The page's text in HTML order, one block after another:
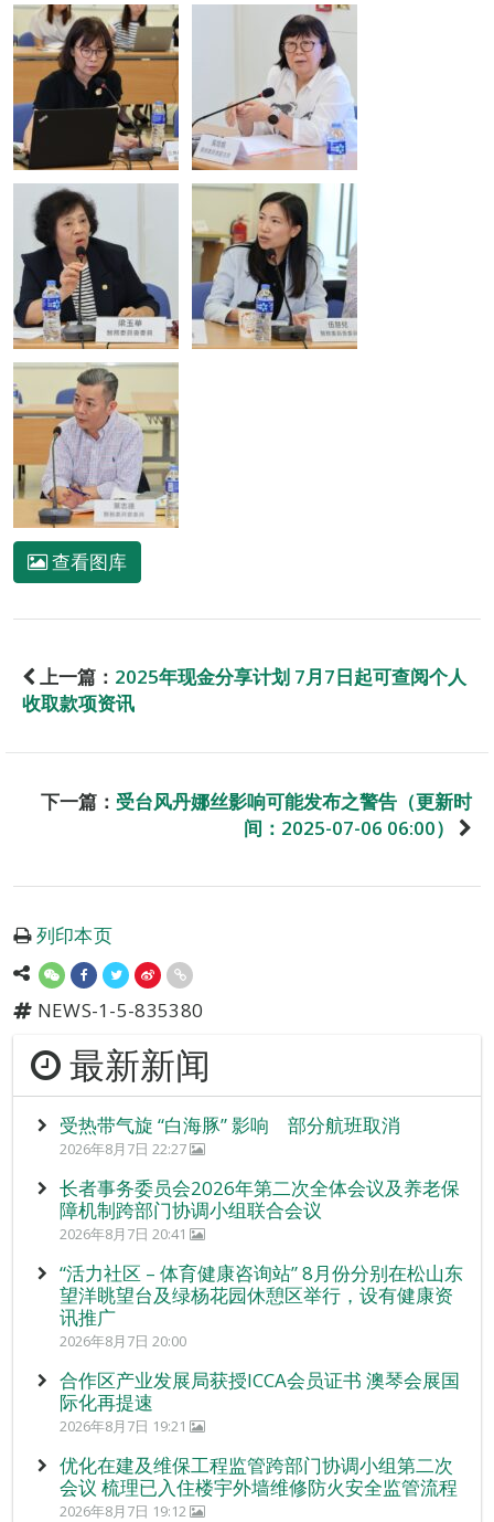
查看图库
上一篇： 2025年现金分享计划 7月7日起可查阅个人
收取款项资讯
下一篇： 受台风丹娜丝影响可能发布之警告（更新时
间：2025-07-06 06:00）
列印本页
NEWS-1-5-835380
最新新闻
受热带气旋 “白海豚” 影响 部分航班取消
2026年8月7日 22:27
长者事务委员会2026年第二次全体会议及养老保
障机制跨部门协调小组联合会议
2026年8月7日 20:41
“活力社区 – 体育健康咨询站” 8月份分别在松山东
望洋眺望台及绿杨花园休憩区举行，设有健康资
讯推广
2026年8月7日 20:00
合作区产业发展局获授ICCA会员证书 澳琴会展国
际化再提速
2026年8月7日 19:21
优化在建及维保工程监管跨部门协调小组第二次
会议 梳理已入住楼宇外墙维修防火安全监管流程
2026年8月7日 19:12